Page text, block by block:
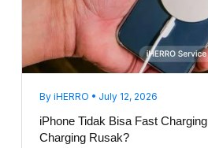
By iHERRO • July 12, 2026
iPhone Tidak Bisa Fast
Charging Rusak?